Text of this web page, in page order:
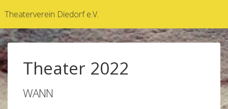
Zum
Inhalt
Theaterverein Diedorf e.V.
Theater 2022
WANN